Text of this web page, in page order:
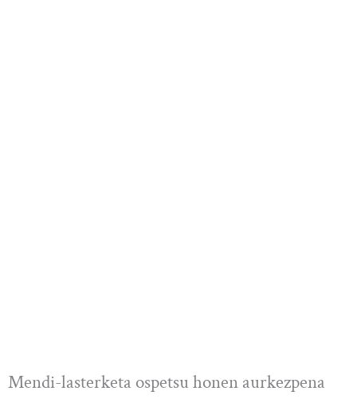
Mendi-lasterketa ospetsu honen aurkezpena